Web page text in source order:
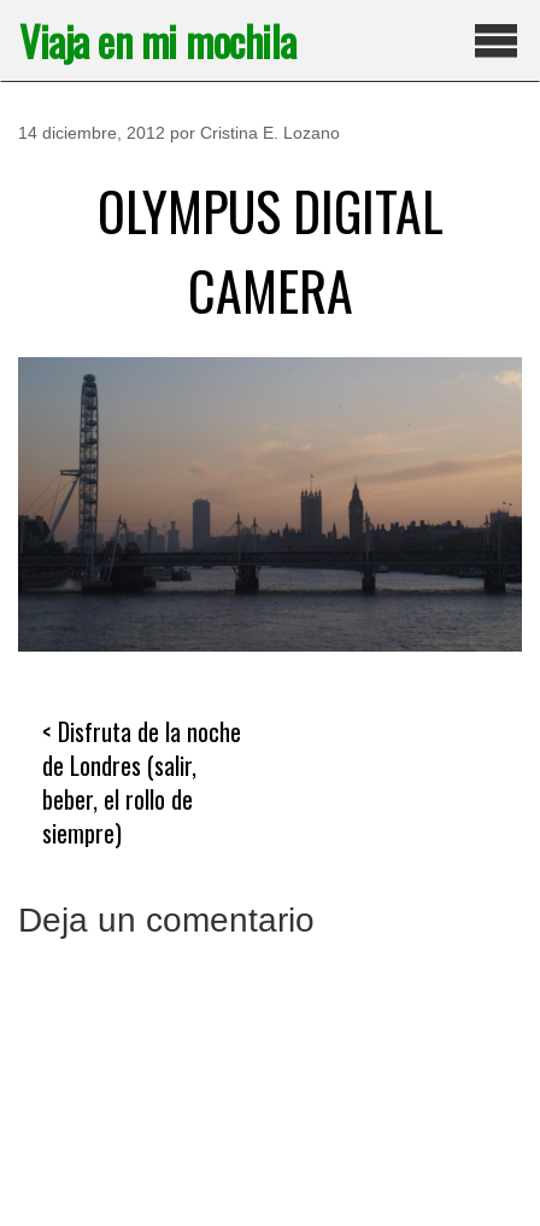
contenido
Viaja en mi mochila
14 diciembre, 2012 por Cristina E. Lozano
OLYMPUS DIGITAL
CAMERA
Navegación
de
entradas
Disfruta de la noche
de Londres (salir,
beber, el rollo de
siempre)
Deja un comentario